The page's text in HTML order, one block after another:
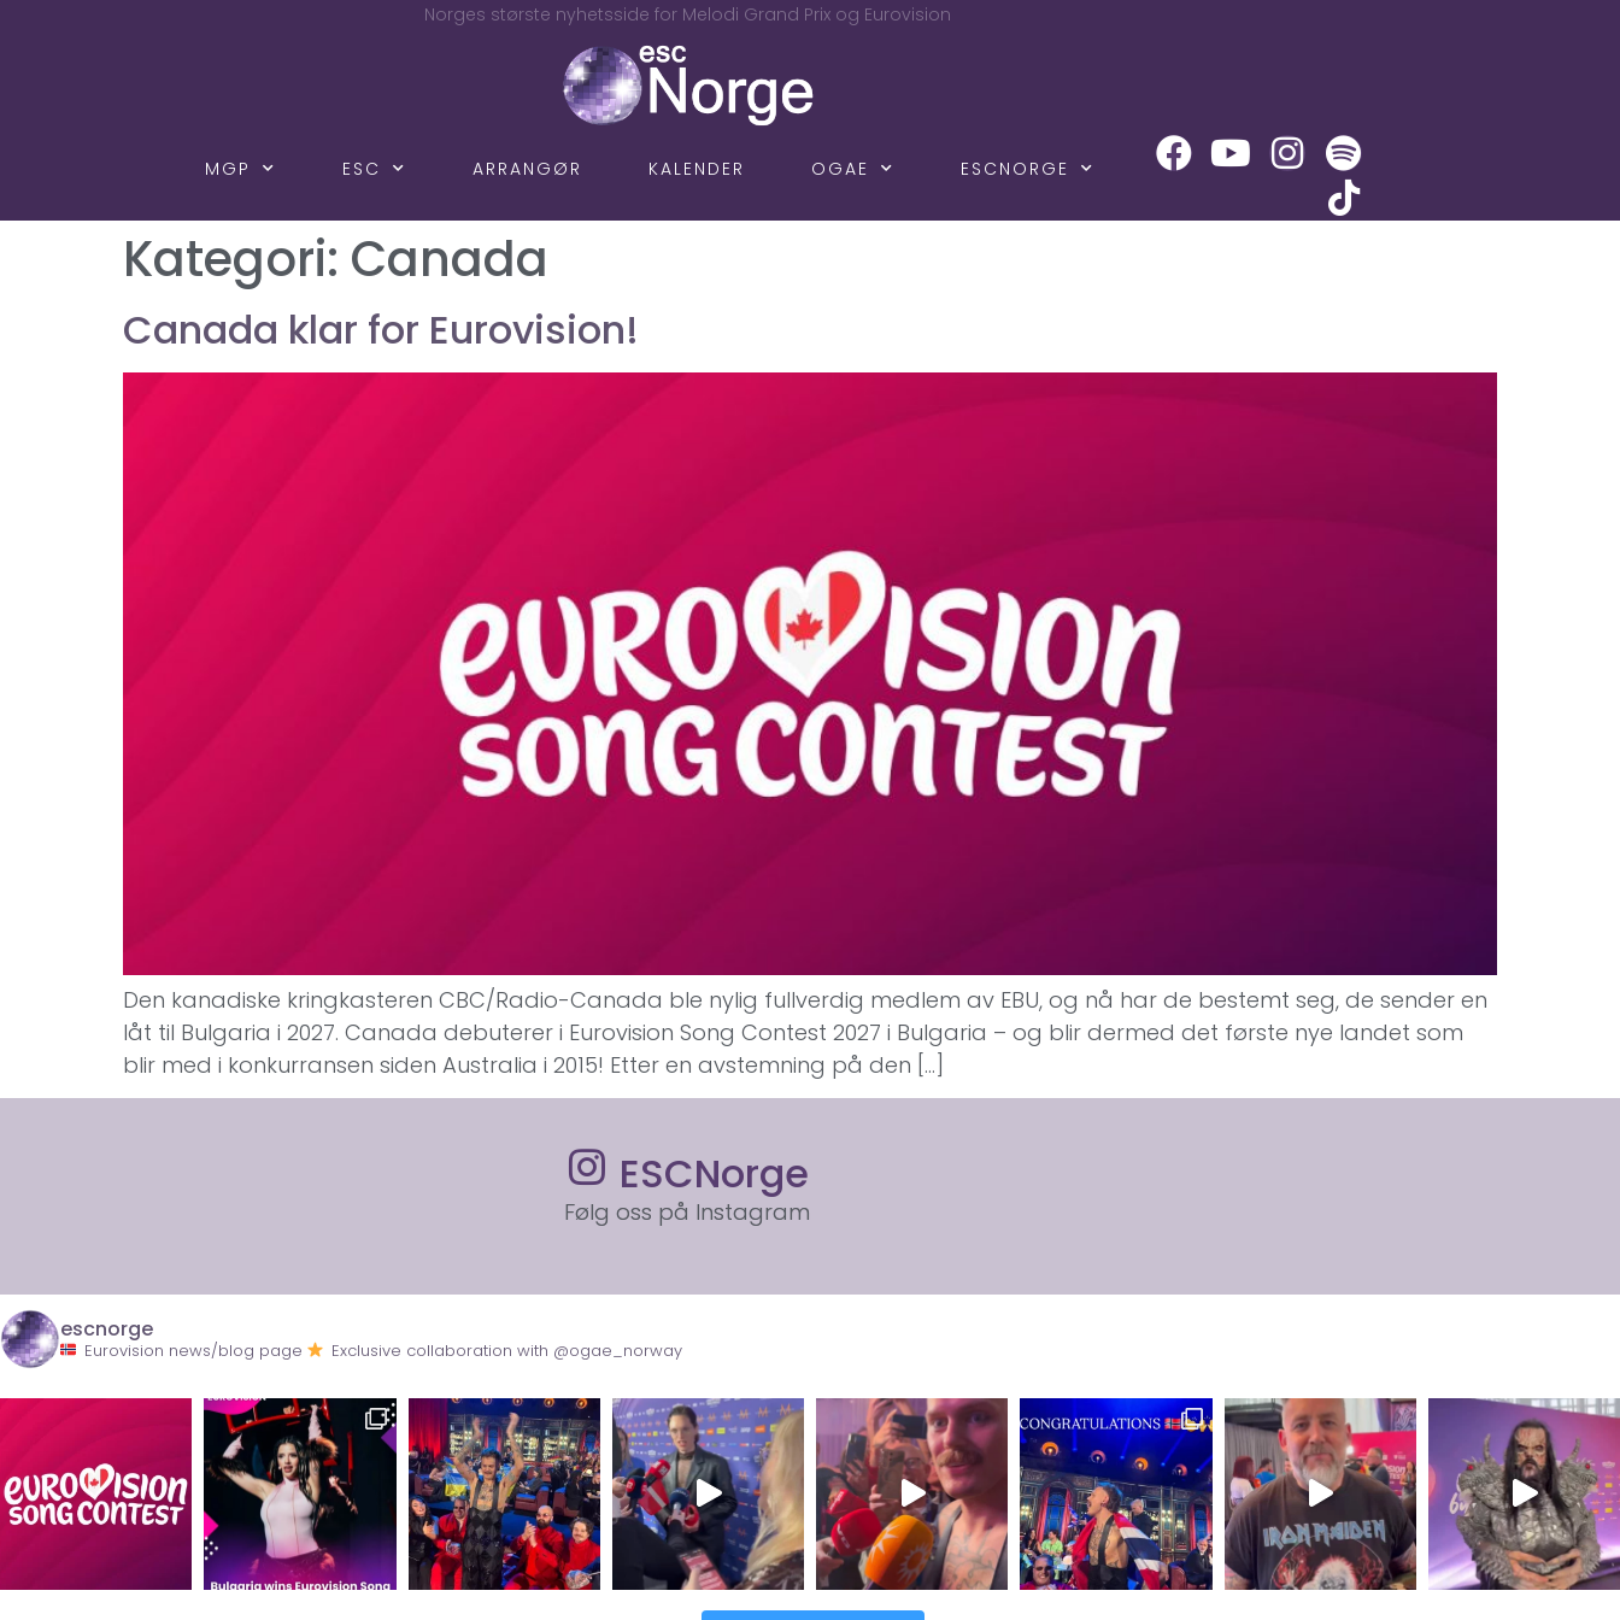
Norges største nyhetsside for Melodi Grand Prix og Eurovision
MGP ESC ARRANGØR KALENDER OGAE ESCNORGE
Kategori: Canada
Canada klar for Eurovision!
Den kanadiske kringkasteren CBC/Radio-Canada ble nylig fullverdig medlem av EBU, og nå har de bestemt seg, de sender en
låt til Bulgaria i 2027. Canada debuterer i Eurovision Song Contest 2027 i Bulgaria – og blir dermed det første nye landet som
blir med i konkurransen siden Australia i 2015! Etter en avstemning på den […]
ESCNorge
Følg oss på Instagram
escnorge
Eurovision news/blog page Exclusive collaboration with @ogae_norway